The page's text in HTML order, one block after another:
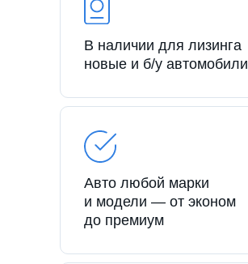
В наличии для лизинга
новые и б/у автомобили
Авто любой марки
и модели — от эконом
до премиум